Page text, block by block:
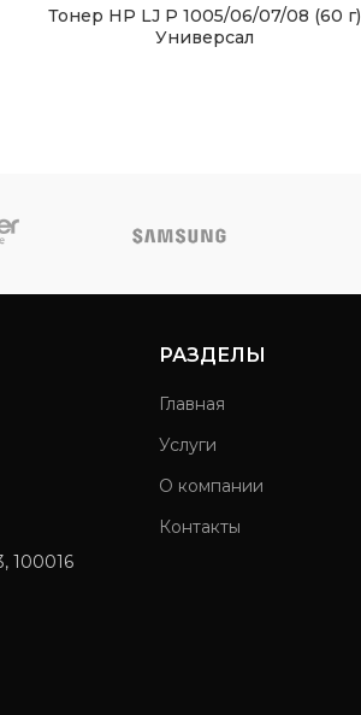
Тонер HP LJ P 1005/06/07/08 (60 г)
Универсал
100016
РАЗДЕЛЫ
Главная
Услуги
О компании
Контакты